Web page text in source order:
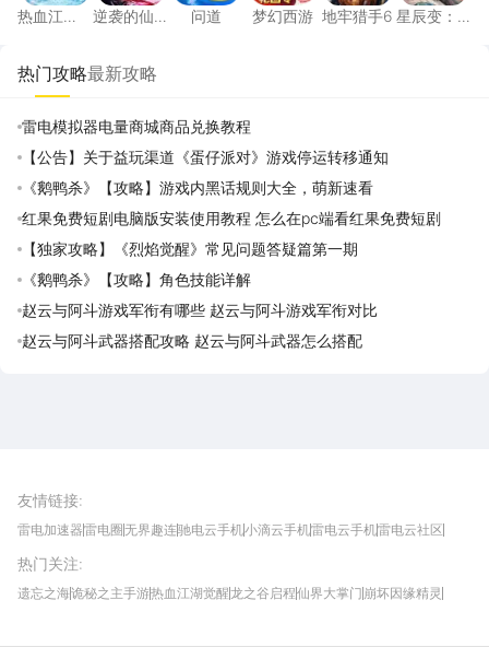
热血江
逆袭的仙
问道 梦幻西游 地牢猎手6 星辰变：
热门攻略最新攻略
雷电模拟器电量商城商品兑换教程
【公告】关于益玩渠道《蛋仔派对》游戏停运转移通知
《鹅鸭杀》【攻略】游戏内黑话规则大全，萌新速看
红果免费短剧电脑版安装使用教程 怎么在pc端看红果免费短剧
【独家攻略】《烈焰觉醒》常见问题答疑篇第一期
《鹅鸭杀》【攻略】角色技能详解
赵云与阿斗游戏军衔有哪些 赵云与阿斗游戏军衔对比
赵云与阿斗武器搭配攻略 赵云与阿斗武器怎么搭配
友情链接:
雷电加速器雷电圈无界趣连驰电云手机小滴云手机雷电云手机雷电云社区
我爱vr网华军软件园
热门关注:
遗忘之海诡秘之主手游热血江湖觉醒龙之谷启程仙界大掌门 崩坏因缘精灵